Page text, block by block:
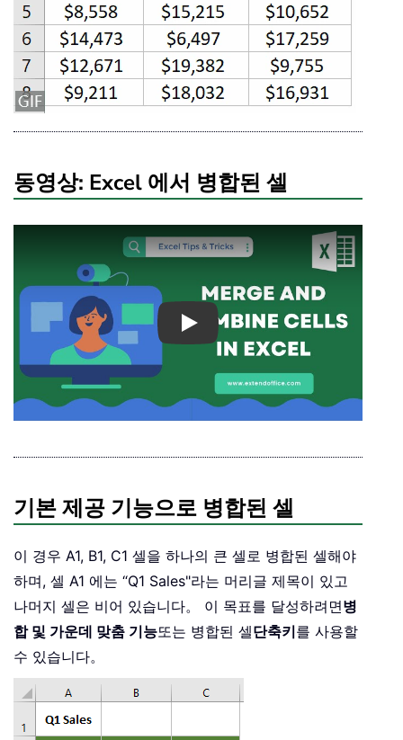
동영상: Excel 에서 병합된 셀
Play
기본 제공 기능으로 병합된 셀
이 경우 A1, B1, C1 셀을 하나의 큰 셀로 병합된 셀해야
하며, 셀 A1 에는 “Q1 Sales"라는 머리글 제목이 있고
나머지 셀은 비어 있습니다。 이 목표를 달성하려면병
합 및 가운데 맞춤 기능또는 병합된 셀단축키를 사용할
수 있습니다。